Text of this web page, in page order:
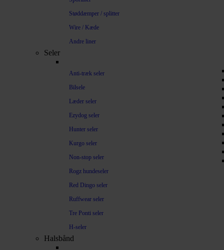
Støddæmper / splitter
Wire / Kæde
Andre liner
Seler
Anti-træk seler
Bilsele
Læder seler
Ezydog seler
Hunter seler
Kurgo seler
Non-stop seler
Rogz hundeseler
Red Dingo seler
Ruffwear seler
Tre Ponti seler
H-seler
Halsbånd